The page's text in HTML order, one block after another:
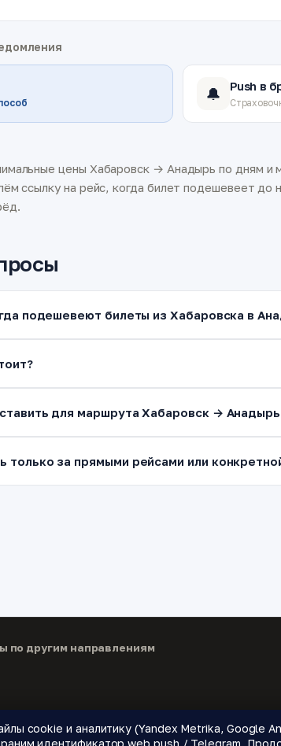
🔔 Push в
цены Хабаровск → Анадырь по дням и
ссылку на рейс, когда билет подешевеет до
подешевеют билеты из Хабаровска в
для маршрута Хабаровск →
только за прямыми рейсами или
cookie и аналитику (Yandex Metrika, Google
идентификатор web push / Telegram.
по другим направлениям
на цены и новые направления.